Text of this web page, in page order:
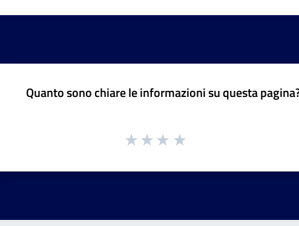
Quanto sono chiare le informazioni su questa